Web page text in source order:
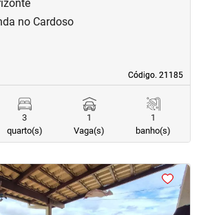
Código. 21185
Código. 21185
no Cardoso
3
quarto(s)
1
Vaga(s)
1
banho(s)